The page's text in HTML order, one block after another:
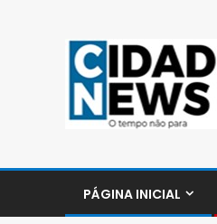
PÁGINA INICIAL